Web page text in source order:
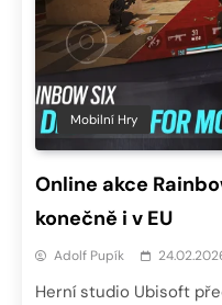
Mobilní Hry
Online akce
konečně i v EU
Adolf Pupík
Herní studio Ubisoft